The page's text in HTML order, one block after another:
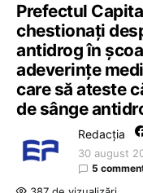
Prefectul
chestionaţi
antidrog în
adeverinţe
care să ateste
de sânge
Redacția
30 august
5